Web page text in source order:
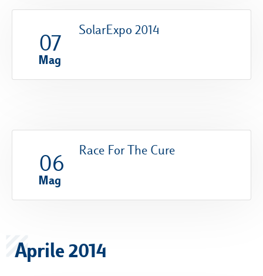
07
Mag
SolarExpo 2014
06
Mag
Race For The Cure
Aprile 2014